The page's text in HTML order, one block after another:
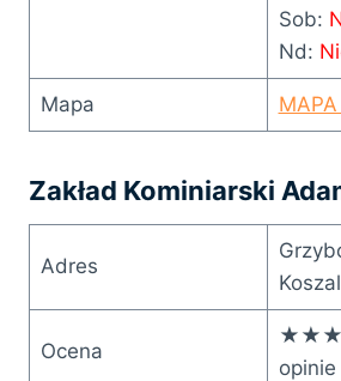
Sob:
Nd:
Mapa
Zakład Kominiarski
Adres
Ocena
opinie